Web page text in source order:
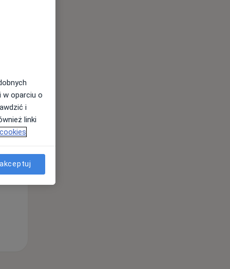
Pon,
10 Sie
w oparciu o
i
linki